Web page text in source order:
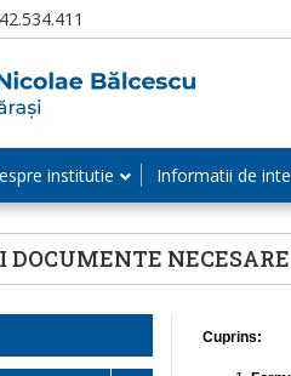
institutie Informatii de
DOCUMENTE
Cuprins: